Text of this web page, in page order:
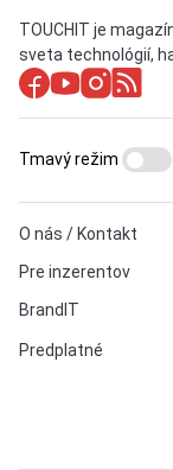
TOUCHIT je
sveta technológií,
O nás / Kontakt
Pre inzerentov
BrandIT
Predplatné
Tmavý režim